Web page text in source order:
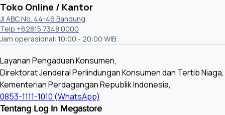
Toko Online / Kantor
Jl ABC No. 44-46 Bandung
Telp +62815 7348 0000
Jam operasional: 10:00 - 20:00 WIB
Layanan Pengaduan Konsumen,
Direktorat Jenderal Perlindungan Konsumen dan Tertib Niaga,
Kementerian Perdagangan Republik Indonesia,
0853-1111-1010 (WhatsApp)
Tentang Log In Megastore